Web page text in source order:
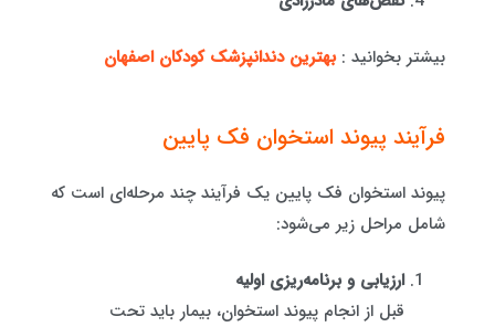
بیشتر بخوانید : بهترین دندانپزشک کودکان اصفهان
فرآیند پیوند استخوان فک پایین
پیوند استخوان فک پایین یک فرآیند چند مرحله‌ای است که
شامل مراحل زیر می‌شود:
ارزیابی و برنامه‌ریزی اولیه
قبل از انجام پیوند استخوان، بیمار باید تحت